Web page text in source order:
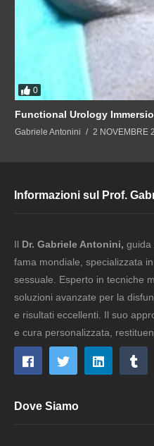
0
Functional Urology
Gabriele Antonini 2 NOVEMBRE
Informazioni sul Prof.
Il Dr. Gabriele Antonini, guida
fama mondiale, specializzata
sessuale. Esperto in tecniche
soluzioni avanzate per la
e risultati eccellenti. Il suo
e cura personalizzata,
Dove Siamo